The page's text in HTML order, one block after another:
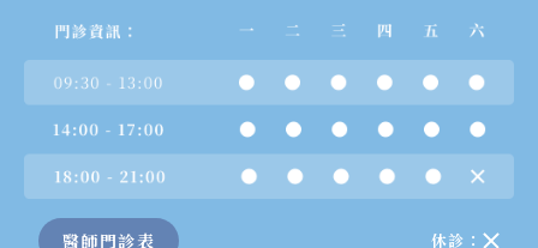
醫師門診表 休診：